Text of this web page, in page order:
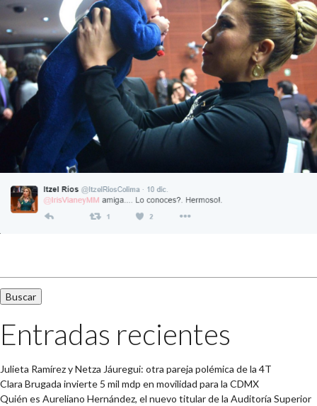
Entradas recientes
Julieta Ramírez y Netza Jáuregui: otra pareja polémica de la 4T
Clara Brugada invierte 5 mil mdp en movilidad para la CDMX
Quién es Aureliano Hernández, el nuevo titular de la Auditoría Superior